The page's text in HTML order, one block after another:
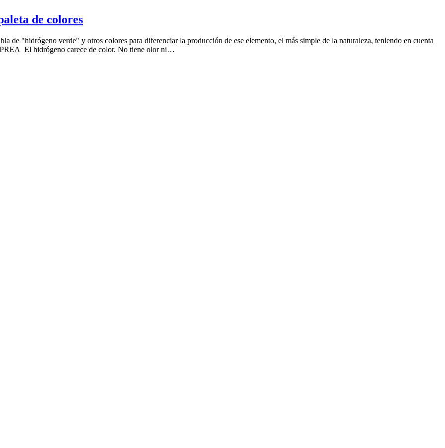
de colores
de "hidrógeno verde" y otros colores para diferenciar la producción de ese elemento, el más simple de la naturaleza, teniendo en cuenta
El hidrógeno carece de color. No tiene olor ni…